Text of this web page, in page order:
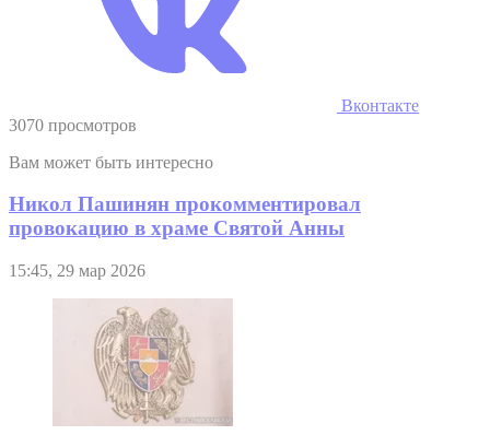
Вконтакте
3070 просмотров
Вам может быть интересно
Никол Пашинян прокомментировал
провокацию в храме Святой Анны
15:45, 29 мар 2026